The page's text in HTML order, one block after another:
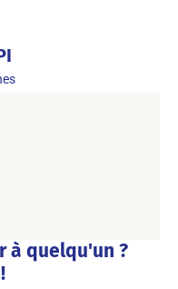
à quelqu'un ?